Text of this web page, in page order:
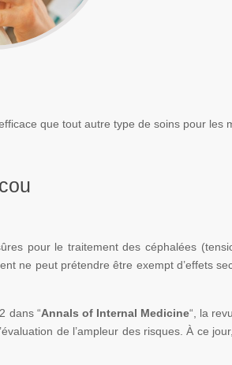
que tout autre type de soins pour les
pour le traitement des céphalées
ne peut prétendre être exempt d’effets
dans “Annals of Internal Medicine“, la
de l’ampleur des risques. À ce